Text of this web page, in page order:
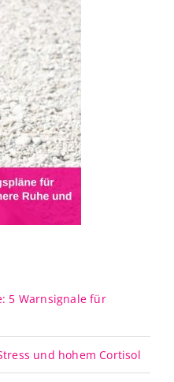
5 Warnsignale für
und hohem Cortisol